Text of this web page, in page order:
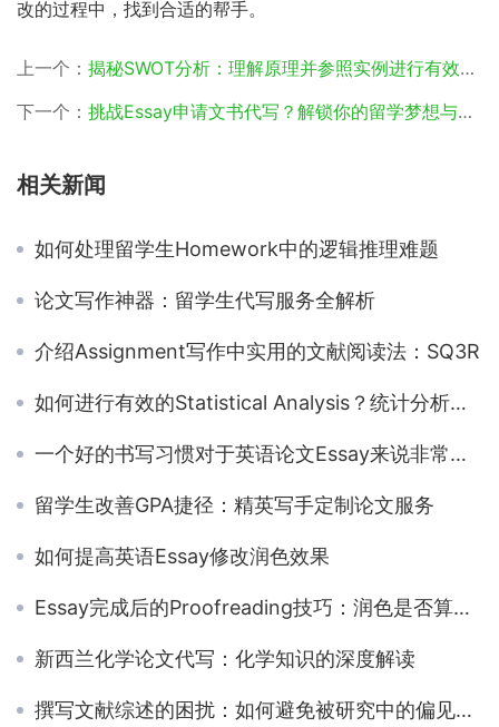
改的过程中，找到合适的帮手。
上一个： 揭秘SWOT分析：理解原理并参照实例进行有效的SWOT分析
下一个： 挑战Essay申请文书代写？解锁你的留学梦想与格式范文模板
相关新闻
如何处理留学生Homework中的逻辑推理难题
论文写作神器：留学生代写服务全解析
介绍Assignment写作中实用的文献阅读法：SQ3R
如何进行有效的Statistical Analysis？统计分析写作步骤揭秘！
一个好的书写习惯对于英语论文Essay来说非常重要
留学生改善GPA捷径：精英写手定制论文服务
如何提高英语Essay修改润色效果
Essay完成后的Proofreading技巧：润色是否算作弊？
新西兰化学论文代写：化学知识的深度解读
撰写文献综述的困扰：如何避免被研究中的偏见影响